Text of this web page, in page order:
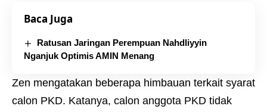
Baca Juga
Ratusan Jaringan Perempuan Nahdliyyin
Nganjuk Optimis AMIN Menang
Zen mengatakan beberapa himbauan terkait syarat
calon PKD. Katanya, calon anggota PKD tidak